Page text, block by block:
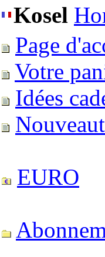
Kosel
Page
Votre
Idées
EURO